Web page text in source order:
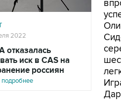
2022
отказалась
иск в CAS на
россиян
подробнее